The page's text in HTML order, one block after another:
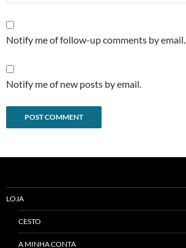
Notify me of follow-up comments by email.
Notify me of new posts by email.
LOJA
CESTO
A MINHA CONTA